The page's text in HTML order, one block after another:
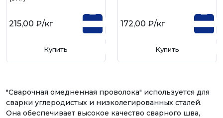
215,00 ₽/кг
Купить
172,00 ₽/кг
Купить
"Сварочная омедненная проволока" используется для
сварки углеродистых и низколегированных сталей.
Она обеспечивает высокое качество сварного шва,